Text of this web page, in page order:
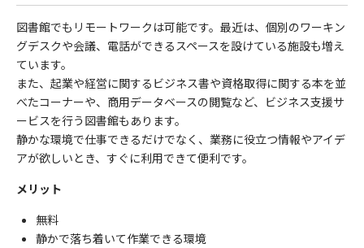
図書館でもリモートワークは可能です。最近は、個別のワーキン
グデスクや会議、電話ができるスペースを設けている施設も増え
ています。
また、起業や経営に関するビジネス書や資格取得に関する本を並
べたコーナーや、商用データベースの閲覧など、ビジネス支援サ
ービスを行う図書館もあります。
静かな環境で仕事できるだけでなく、業務に役立つ情報やアイデ
アが欲しいとき、すぐに利用できて便利です。
メリット
無料
静かで落ち着いて作業できる環境